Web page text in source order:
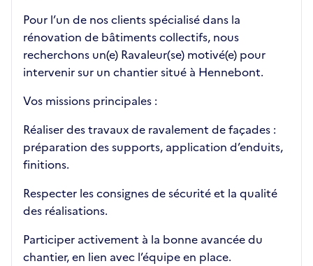
Pour l’un de nos clients spécialisé dans la
rénovation de bâtiments collectifs, nous
recherchons un(e) Ravaleur(se) motivé(e) pour
intervenir sur un chantier situé à Hennebont.
Vos missions principales :
Réaliser des travaux de ravalement de façades :
préparation des supports, application d’enduits,
finitions.
Respecter les consignes de sécurité et la qualité
des réalisations.
Participer activement à la bonne avancée du
chantier, en lien avec l’équipe en place.